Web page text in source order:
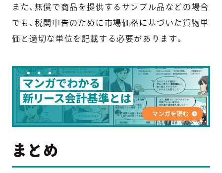
また、無償で商品を提供するサンプル品などの場合
でも、税関申告のために市場価格に基づいた貨物単
価と適切な単位を記載する必要があります。
まとめ